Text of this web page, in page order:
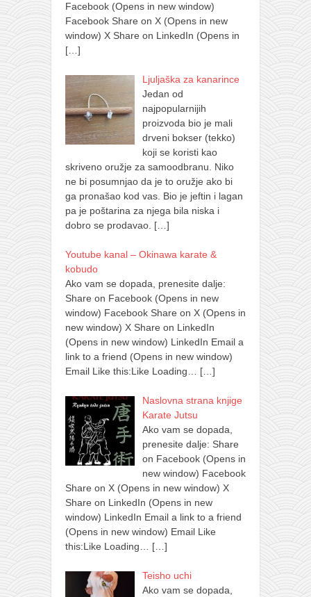
Facebook (Opens in new window)
Facebook Share on X (Opens in new
window) X Share on LinkedIn (Opens in
[…]
Ljuljaška za kanarince
Jedan od
najpopularnijih
proizvoda bio je mali
drveni bokser (tekko)
koji se koristi kao
skriveno oružje za samoodbranu. Niko
ne bi posumnjao da je to oružje ako bi
ga pronašao kod vas. Bio je jeftin i lagan
pa je poštarina za njega bila niska i
dobro se prodavao. […]
Youtube kanal – Okinawa karate &
kobudo
Ako vam se dopada, prenesite dalje:
Share on Facebook (Opens in new
window) Facebook Share on X (Opens in
new window) X Share on LinkedIn
(Opens in new window) LinkedIn Email a
link to a friend (Opens in new window)
Email Like this:Like Loading…
[…]
Naslovna strana knjige
Karate Jutsu
Ako vam se dopada,
prenesite dalje: Share
on Facebook (Opens in
new window) Facebook
Share on X (Opens in new window) X
Share on LinkedIn (Opens in new
window) LinkedIn Email a link to a friend
(Opens in new window) Email Like
this:Like Loading…
[…]
Teisho uchi
Ako vam se dopada,